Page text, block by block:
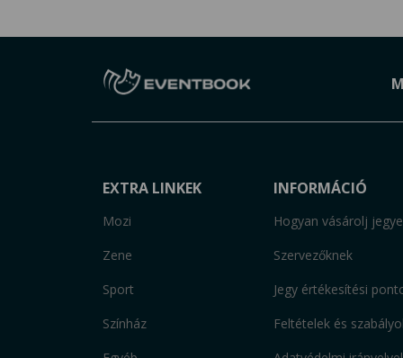
EXTRA LINKEK
Mozi
Zene
Sport
Színház
INFORMÁCIÓ
Hogyan vásárolj
Szervezőknek
Jegy értékesítési
Feltételek és